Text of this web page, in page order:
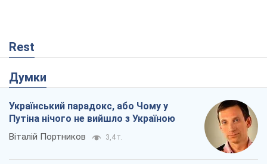
Rest
Думки
Український парадокс, або Чому у
Путіна нічого не вийшло з Україною
Віталій Портников 3,4 т.